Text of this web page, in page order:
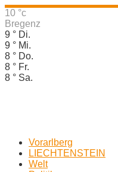
10 °c
Bregenz
9 ° Di.
9 ° Mi.
8 ° Do.
8 ° Fr.
8 ° Sa.
Vorarlberg
LIECHTENSTEIN
Welt